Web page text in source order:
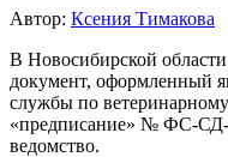
Автор: Ксения Тимакова
В Новосибирской
документ, оформленный
службы по
«предписание» № ФС-СД-
ведомство.